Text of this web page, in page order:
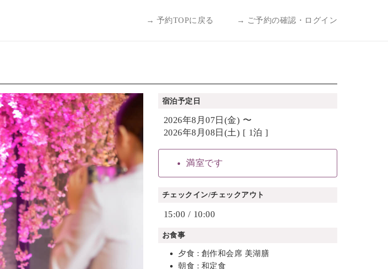
→ 予約TOPに戻る → ご予約の確認・ログイン
宿泊予定日
2026年8月07日(金) 〜
2026年8月08日(土) [ 1泊 ]
満室です
チェックイン/チェックアウト
15:00 / 10:00
お食事
夕食 : 創作和会席 美湖膳
朝食 : 和定食